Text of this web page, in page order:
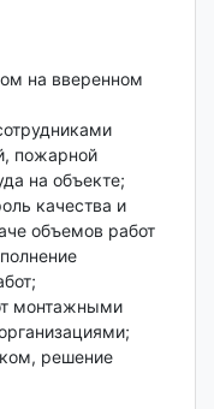
на вверенном
пожарной
на объекте;
качества и
объемов работ
монтажными
решение